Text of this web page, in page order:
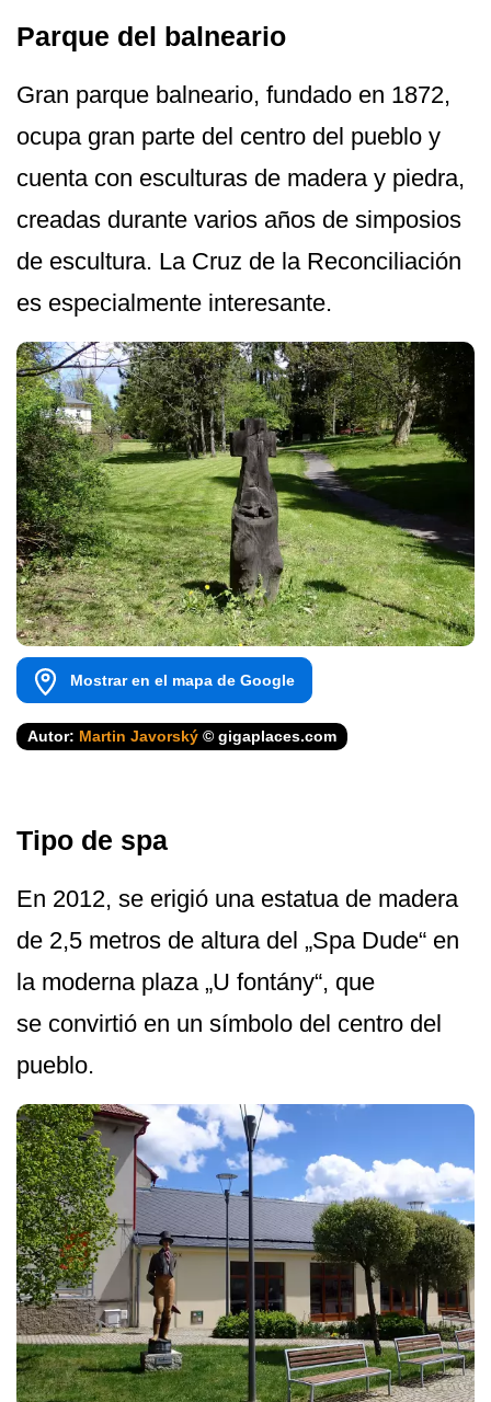
Parque del balneario
Gran parque balneario, fundado en 1872,
ocupa gran parte del centro del pueblo y
cuenta con esculturas de madera y piedra,
creadas durante varios años de simposios
de escultura. La Cruz de la Reconciliación
es especialmente interesante.
Mostrar en el mapa de Google
Autor: Martin Javorský © gigaplaces.com
Tipo de spa
En 2012, se erigió una estatua de madera
de 2,5 metros de altura del „Spa Dude“ en
la moderna plaza „U fontány“, que
se convirtió en un símbolo del centro del
pueblo.